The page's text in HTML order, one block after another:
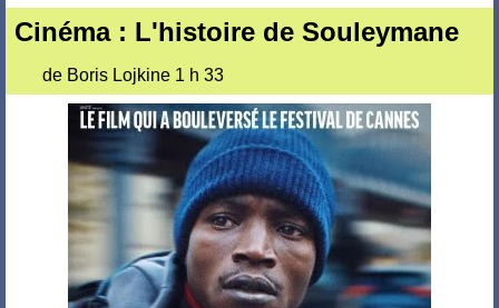
Cinéma : L'histoire de Souleymane
de Boris Lojkine 1 h 33